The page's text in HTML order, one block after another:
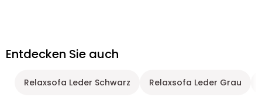
Entdecken Sie auch
Relaxsofa Leder Schwarz Relaxsofa Leder Grau